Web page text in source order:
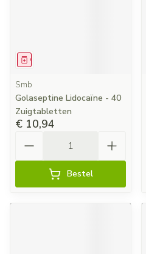
Geneesmiddel
Smb
Golaseptine Lidocaïne - 40
Zuigtabletten
€ 10,94
Bestel